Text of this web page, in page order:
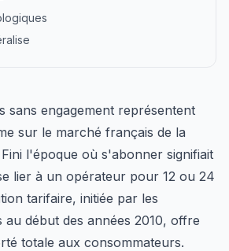
sans engagement représentent
sur le marché français de la
l'époque où s'abonner signifiait
lier à un opérateur pour 12 ou 24
tarifaire, initiée par les
début des années 2010, offre
totale aux consommateurs.